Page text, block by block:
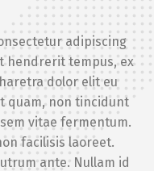
adipiscing
hendrerit tempus, ex
dolor elit eu
quam, non tincidunt
vitae fermentum.
facilisis laoreet.
ante. Nullam id